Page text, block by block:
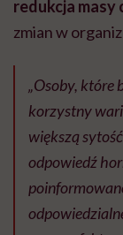
redukcja masy
zmian w
„Osoby, które
korzystny
większą
odpowiedź